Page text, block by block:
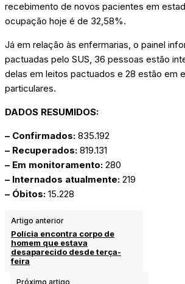
recebimento de novos pacientes em
ocupação hoje é de 32,58%.
Já em relação às enfermarias, o painel
pactuadas pelo SUS, 36 pessoas estão
delas em leitos pactuados e 28 estão em
particulares.
DADOS RESUMIDOS:
– Confirmados: 835.192
– Recuperados: 819.131
– Em monitoramento: 280
– Internados atualmente: 219
– Óbitos: 15.228
Artigo anterior
Polícia encontra corpo de
homem que estava
desaparecido desde terça-
feira
Próximo artigo